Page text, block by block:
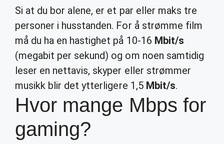
Si at du bor alene, er et par eller maks tre
personer i husstanden. For å strømme film
må du ha en hastighet på 10-16 Mbit/s
(megabit per sekund) og om noen samtidig
leser en nettavis, skyper eller strømmer
musikk blir det ytterligere 1,5 Mbit/s.
Hvor mange Mbps for
gaming?